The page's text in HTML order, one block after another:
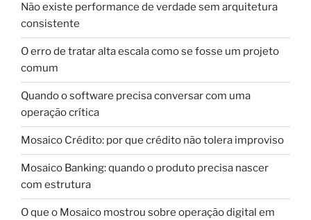
Não existe performance de verdade sem arquitetura
consistente
O erro de tratar alta escala como se fosse um projeto
comum
Quando o software precisa conversar com uma
operação crítica
Mosaico Crédito: por que crédito não tolera improviso
Mosaico Banking: quando o produto precisa nascer
com estrutura
O que o Mosaico mostrou sobre operação digital em